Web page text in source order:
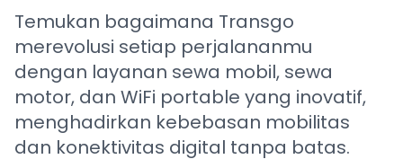
Temukan bagaimana Transgo
merevolusi setiap perjalananmu
dengan layanan sewa mobil, sewa
motor, dan WiFi portable yang inovatif,
menghadirkan kebebasan mobilitas
dan konektivitas digital tanpa batas.